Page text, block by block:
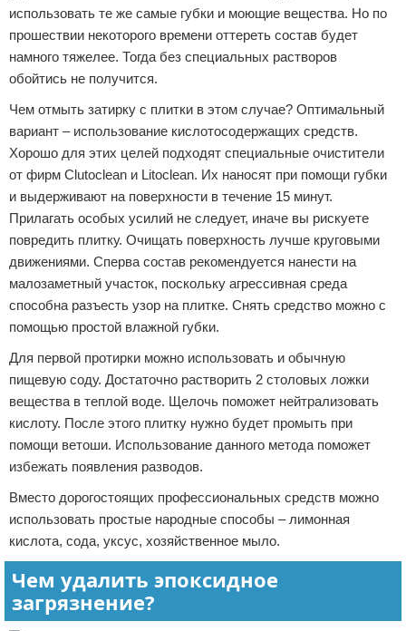
использовать те же самые губки и моющие вещества. Но по
прошествии некоторого времени оттереть состав будет
намного тяжелее. Тогда без специальных растворов
обойтись не получится.
Чем отмыть затирку с плитки в этом случае? Оптимальный
вариант – использование кислотосодержащих средств.
Хорошо для этих целей подходят специальные очистители
от фирм Clutoclean и Litoclean. Их наносят при помощи губки
и выдерживают на поверхности в течение 15 минут.
Прилагать особых усилий не следует, иначе вы рискуете
повредить плитку. Очищать поверхность лучше круговыми
движениями. Сперва состав рекомендуется нанести на
малозаметный участок, поскольку агрессивная среда
способна разъесть узор на плитке. Снять средство можно с
помощью простой влажной губки.
Для первой протирки можно использовать и обычную
пищевую соду. Достаточно растворить 2 столовых ложки
вещества в теплой воде. Щелочь поможет нейтрализовать
кислоту. После этого плитку нужно будет промыть при
помощи ветоши. Использование данного метода поможет
избежать появления разводов.
Вместо дорогостоящих профессиональных средств можно
использовать простые народные способы – лимонная
кислота, сода, уксус, хозяйственное мыло.
Чем удалить эпоксидное
загрязнение?